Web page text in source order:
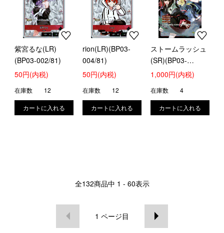
紫宮るな(LR)
(BP03-002/81)
50円(内税)
在庫数 12
rion(LR)(BP03-
004/81)
50円(内税)
在庫数 12
ストームラッシュ
(SR)(BP03-
017/81)
1,000円(内税)
在庫数 4
全132商品中 1 - 60表示
1 ページ目